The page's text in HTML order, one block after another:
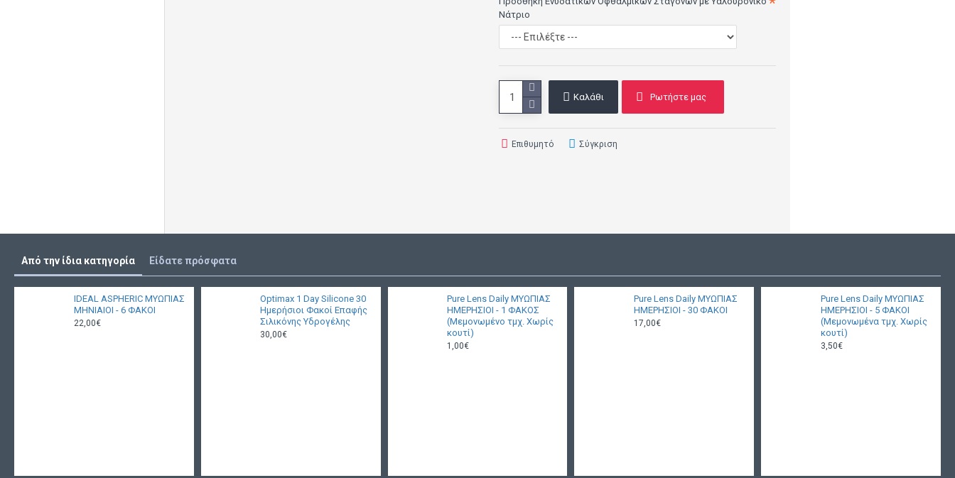
Νάτριο
Καλάθι Ρωτήστε μας
Επιθυμητό Σύγκριση
Από την ίδια κατηγορία Είδατε πρόσφατα
IDEAL ASPHERIC ΜΥΩΠΙΑΣ
ΜΗΝΙΑΙΟΙ - 6 ΦΑΚΟΙ
22,00€
Optimax 1 Day Silicone 30
Ημερήσιοι Φακοί Επαφής
Σιλικόνης Υδρογέλης
30,00€
Pure Lens Daily ΜΥΩΠΙΑΣ
ΗΜΕΡΗΣΙΟΙ - 1 ΦΑΚΟΣ
(Μεμονωμένο τμχ. Χωρίς
κουτί)
1,00€
Pure Lens Daily ΜΥΩΠΙΑΣ
ΗΜΕΡΗΣΙΟΙ - 30 ΦΑΚΟΙ
17,00€
Pure Lens Daily ΜΥΩΠΙΑΣ
ΗΜΕΡΗΣΙΟΙ - 5 ΦΑΚΟΙ
(Μεμονωμένα τμχ. Χωρίς
κουτί)
3,50€